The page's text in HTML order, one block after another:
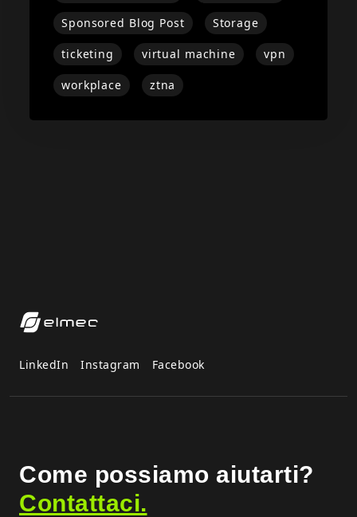
Sponsored Blog Post Storage
ticketing virtual machine vpn
workplace ztna
LinkedIn Instagram Facebook
Come possiamo aiutarti?
Contattaci.